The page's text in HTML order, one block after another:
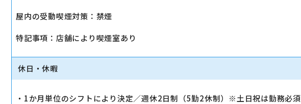
・入社時に研修有（職種・地域によって研修日程が異なる）
・福利厚生制度あり（自社インターネット優待制度等）
交通費全額支給
屋内の受動喫煙対策：禁煙
特記事項：店舗により喫煙室あり
休日・休暇
・1か月単位のシフトにより決定／週休2日制（5勤2休制）※土日祝は勤務必須